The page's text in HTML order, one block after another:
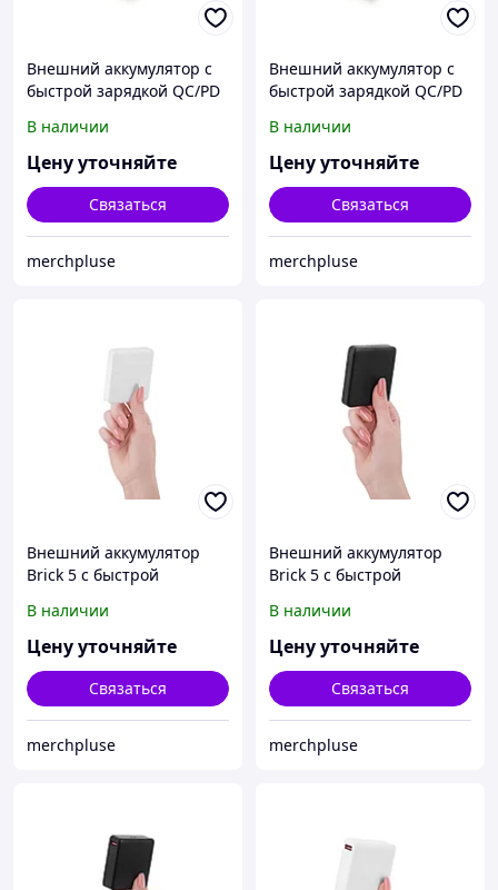
Внешний аккумулятор с
быстрой зарядкой QC/PD
белый
В наличии
Цену уточняйте
Связаться
merchpluse
Внешний аккумулятор с
быстрой зарядкой QC/PD
черный
В наличии
Цену уточняйте
Связаться
merchpluse
Внешний аккумулятор
Brick 5 с быстрой
белый
В наличии
Цену уточняйте
Связаться
merchpluse
Внешний аккумулятор
Brick 5 с быстрой
черный
В наличии
Цену уточняйте
Связаться
merchpluse